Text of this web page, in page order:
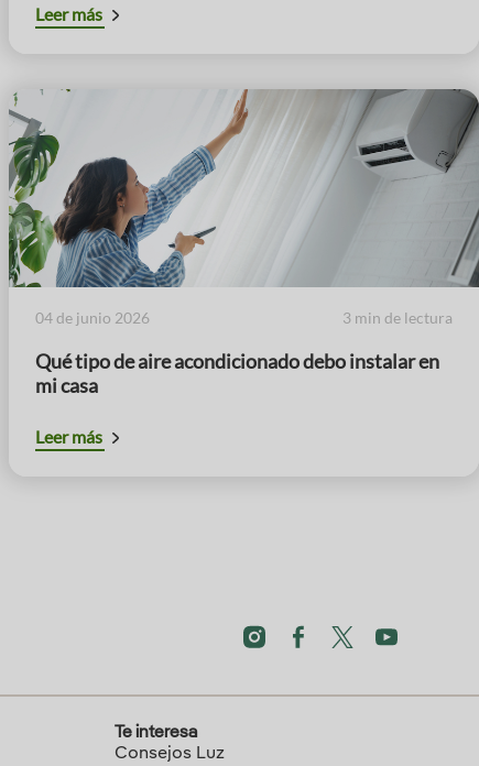
Leer más
04 de junio 2026 3 min de lectura
Qué tipo de aire acondicionado debo instalar en
mi casa
Leer más
Te interesa
Consejos Luz